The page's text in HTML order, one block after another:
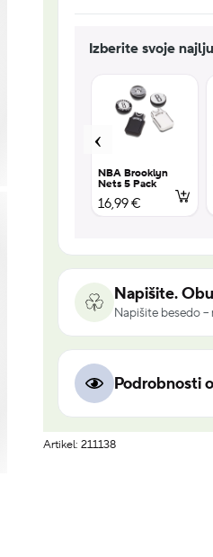
Izberite svoje
NBA Brooklyn
Nets 5 Pack
16,99 €
Napišite.
Napišite besedo
Podrobnosti
Artikel: 211138